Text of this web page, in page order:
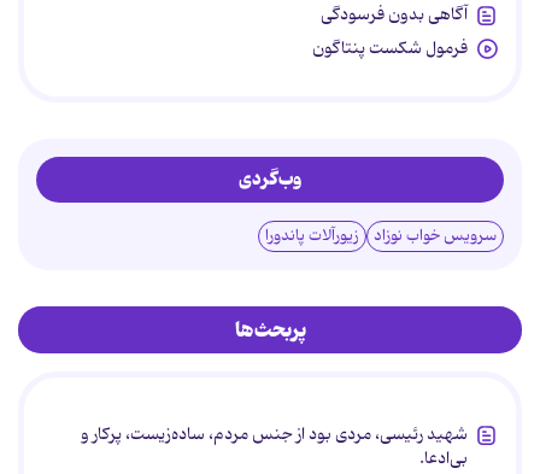
آگاهی بدون فرسودگی
فرمول شکست پنتاگون
وب‌گردی
سرویس خواب نوزاد زیورآلات پاندورا
پربحث‌ها
شهید رئیسی، مردی بود از جنس مردم، ساده‌زیست، پرکار و
بی‌ادعا.